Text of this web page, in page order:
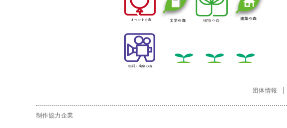
団体情報
制作協力企業